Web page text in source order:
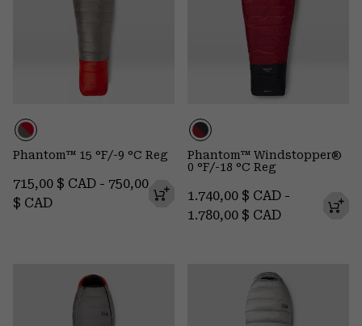
Phantom™ 15 °F/-9 °C Reg
Minimum price:
715,00 $ CAD - Maximum price:
750,00
$ CAD
Phantom™ Windstopper®
0 °F/-18 °C Reg
Minimum price:
1.740,00 $ CAD - Maximum
1.780,00 $ CAD